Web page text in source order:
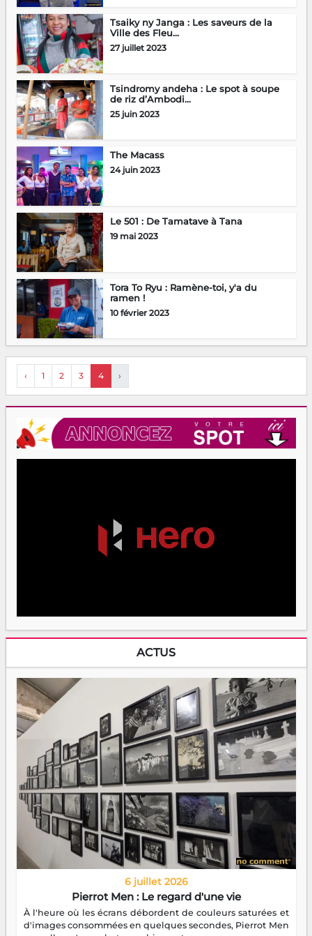
Tsaiky ny Janga : Les saveurs de la
Ville des Fleu...
27 juillet 2023
Tsindromy andeha : Le spot à soupe
de riz d’Ambodi...
25 juin 2023
The Macass
24 juin 2023
Le 501 : De Tamatave à Tana
19 mai 2023
Tora To Ryu : Ramène-toi, y'a du
ramen !
10 février 2023
‹ 1 2 3 4 ›
ACTUS
6 juillet 2026
Pierrot Men : Le regard d'une vie
À l'heure où les écrans débordent de couleurs saturées et
d'images consommées en quelques secondes, Pierrot Men